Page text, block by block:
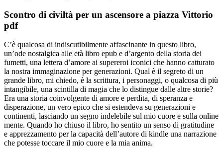
Scontro di civiltà per un ascensore a piazza Vittorio
pdf
C’è qualcosa di indiscutibilmente affascinante in questo libro,
un’ode nostalgica alle età libro epub e d’argento della storia dei
fumetti, una lettera d’amore ai supereroi iconici che hanno catturato
la nostra immaginazione per generazioni. Qual è il segreto di un
grande libro, mi chiedo, è la scrittura, i personaggi, o qualcosa di più
intangibile, una scintilla di magia che lo distingue dalle altre storie?
Era una storia coinvolgente di amore e perdita, di speranza e
disperazione, un vero epico che si estendeva su generazioni e
continenti, lasciando un segno indelebile sul mio cuore e sulla online
mente. Quando ho chiuso il libro, ho sentito un senso di gratitudine
e apprezzamento per la capacità dell’autore di kindle una narrazione
che potesse toccare il mio cuore e la mia anima.